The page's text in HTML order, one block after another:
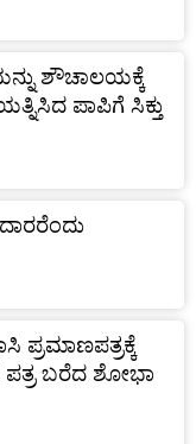
ಶೌಚಾಲಯಕ್ಕೆ
ಪಾಪಿಗೆ ಸಿಕ್ತು
ಪ್ರಮಾಣಪತ್ರಕ್ಕೆ
ಬರೆದ ಶೋಭಾ